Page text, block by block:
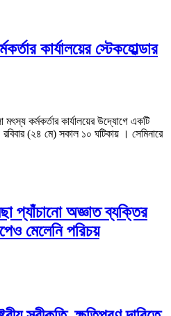
কার্যালয়ের স্টেকহোল্ডার
মৎস্য কর্মকর্তার কার্যালয়ের উদ্যোগে একটি
(২৪ মে) সকাল ১০ ঘটিকায় । সেমিনারে
প্যাঁচানো অজ্ঞাত ব্যক্তির
মেলেনি পরিচয়